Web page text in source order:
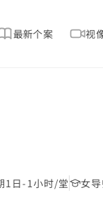
最新个案 视
1日-1小时/堂 女